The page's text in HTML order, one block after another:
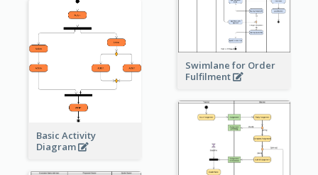
Swimlane for Order
Fulfilment
Basic Activity
Diagram